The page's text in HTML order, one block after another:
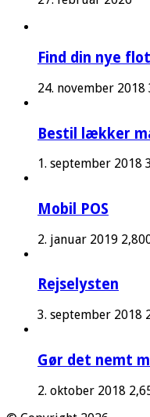
Find din nye
24. november 2018
Bestil lækker
1. september 2018
Mobil POS
2. januar 2019
Rejselysten
3. september 2018
Gør det nemt
2. oktober 2018